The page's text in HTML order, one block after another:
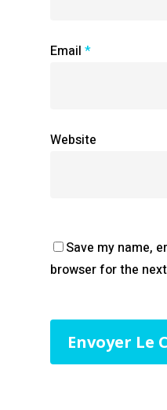
Email *
Website
Save my name,
browser for the